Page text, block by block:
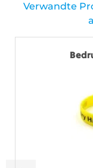
Verwandte